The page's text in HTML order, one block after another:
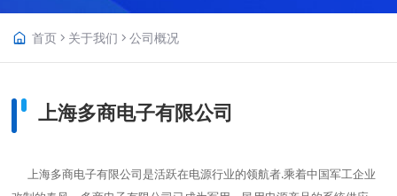
首页 关于我们 公司概况
上海多商电子有限公司
上海多商电子有限公司是活跃在电源行业的领航者.乘着中国军工企业